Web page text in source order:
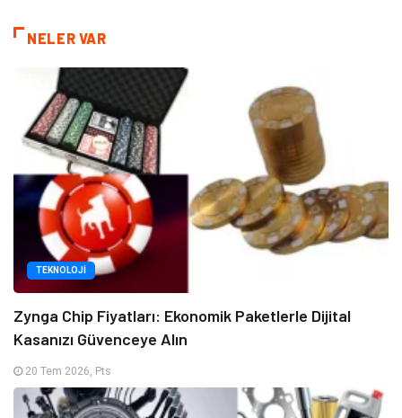
NELER VAR
TEKNOLOJI
Zynga Chip Fiyatları: Ekonomik Paketlerle Dijital
Kasanızı Güvenceye Alın
20 Tem 2026, Pts